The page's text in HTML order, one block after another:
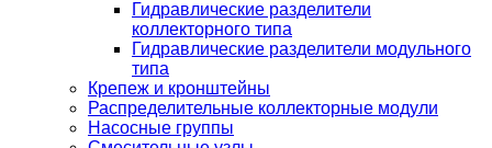
Гидравлические разделители
коллекторного типа
Гидравлические разделители модульного
типа
Крепеж и кронштейны
Распределительные коллекторные модули
Насосные группы